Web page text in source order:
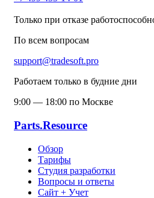
Только при отказе
По всем вопросам
support@tradesoft.pro
Работаем только в будние дни
9:00 — 18:00 по Москве
Parts.Resource
Обзор
Тарифы
Студия разработки
Вопросы и ответы
Сайт + Учет